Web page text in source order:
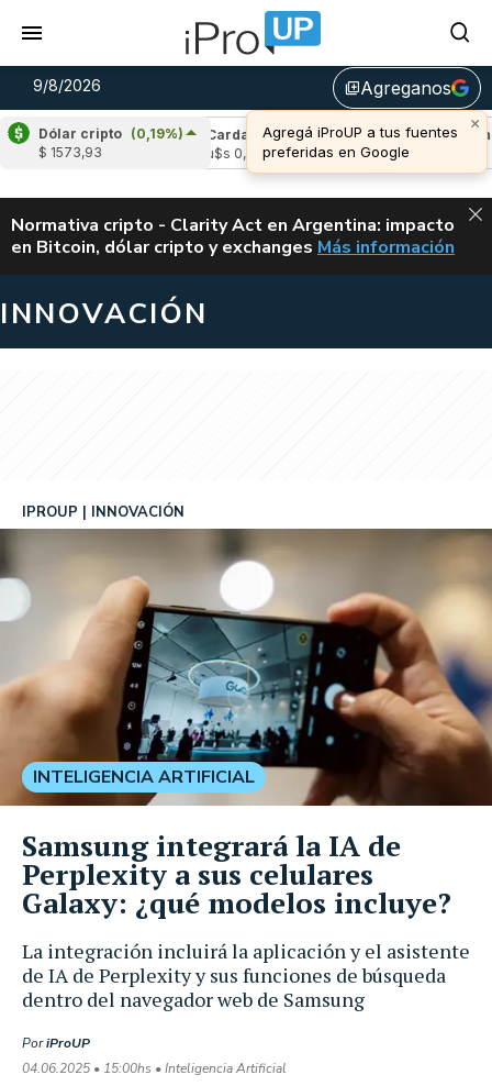
9/8/2026 library_addAgreganos
×
Agregá iProUP a tus fuentes
preferidas en Google
Dólar cripto (0,19%)
$ 1573,93
(0,01%)
Cardano (-0,02%)
u$s 0,20
Avalanche
u$s 6,48
ALERTA
Normativa cripto - Clarity Act en Argentina: impacto
en Bitcoin, dólar cripto y exchanges CLARITY ACT EN
Más información
INNOVACIÓN
La integración incluirá la aplicación y el asistente
de IA de Perplexity y sus funciones de búsqueda
dentro del navegador web de Samsung
IPROUP INNOVACIÓN
PoriProUP
04.06.2025 • 15:00hs • Inteligencia Artificial
INTELIGENCIA ARTIFICIAL
Samsung integrará la IA de
Perplexity a sus celulares
Galaxy: ¿qué modelos incluye?